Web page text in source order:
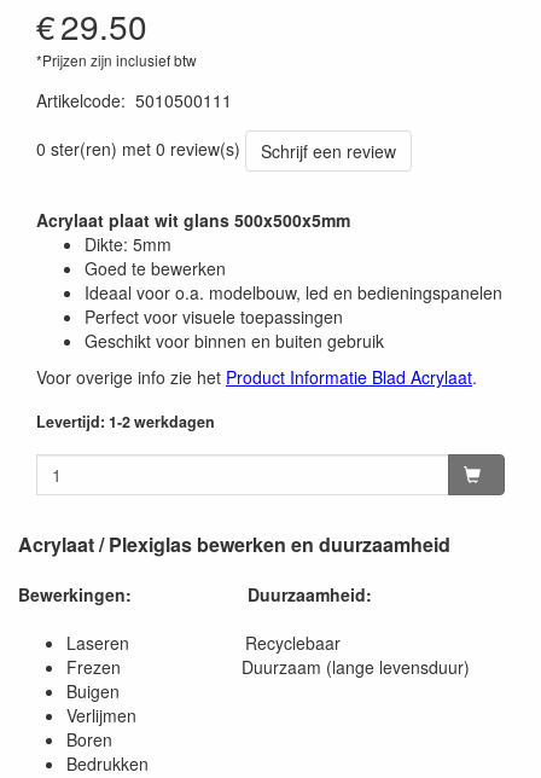
€29.50
*Prijzen zijn inclusief btw
Artikelcode: 5010500111
0 ster(ren) met 0 review(s)
Schrijf een review
Acrylaat plaat wit glans 500x500x5mm
Dikte: 5mm
Goed te bewerken
Ideaal voor o.a. modelbouw, led en bedieningspanelen
Perfect voor visuele toepassingen
Geschikt voor binnen en buiten gebruik
Voor overige info zie het Product Informatie Blad Acrylaat.
Levertijd: 1-2 werkdagen
Acrylaat / Plexiglas bewerken en duurzaamheid
Bewerkingen:
Duurzaamheid:
Laseren Recyclebaar
Frezen Duurzaam (lange levensduur)
Buigen
Verlijmen
Boren
Bedrukken